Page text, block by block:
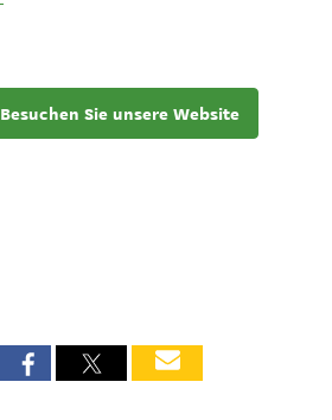
Besuchen Sie unsere Website